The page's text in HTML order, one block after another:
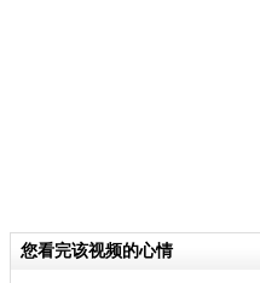
您看完该视频的心情